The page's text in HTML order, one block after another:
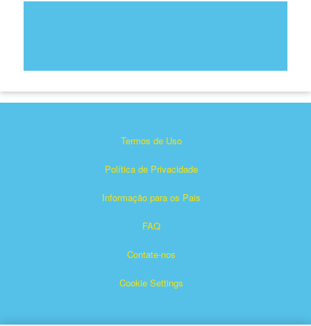
Termos de Uso
Política de Privacidade
Informação para os Pais
FAQ
Contate-nos
Cookie Settings